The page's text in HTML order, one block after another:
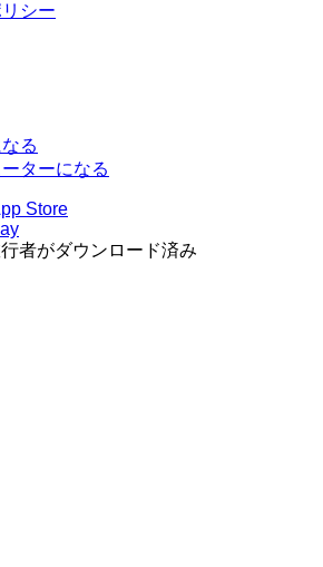
シー
る
ターになる
者がダウンロード済み